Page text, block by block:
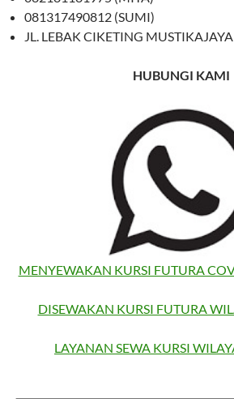
081317490812 (SUMI)
JL. LEBAK CIKETING
HUBUNGI KAMI
MENYEWAKAN KURSI FUTURA
DISEWAKAN KURSI FUTURA
LAYANAN SEWA KURSI